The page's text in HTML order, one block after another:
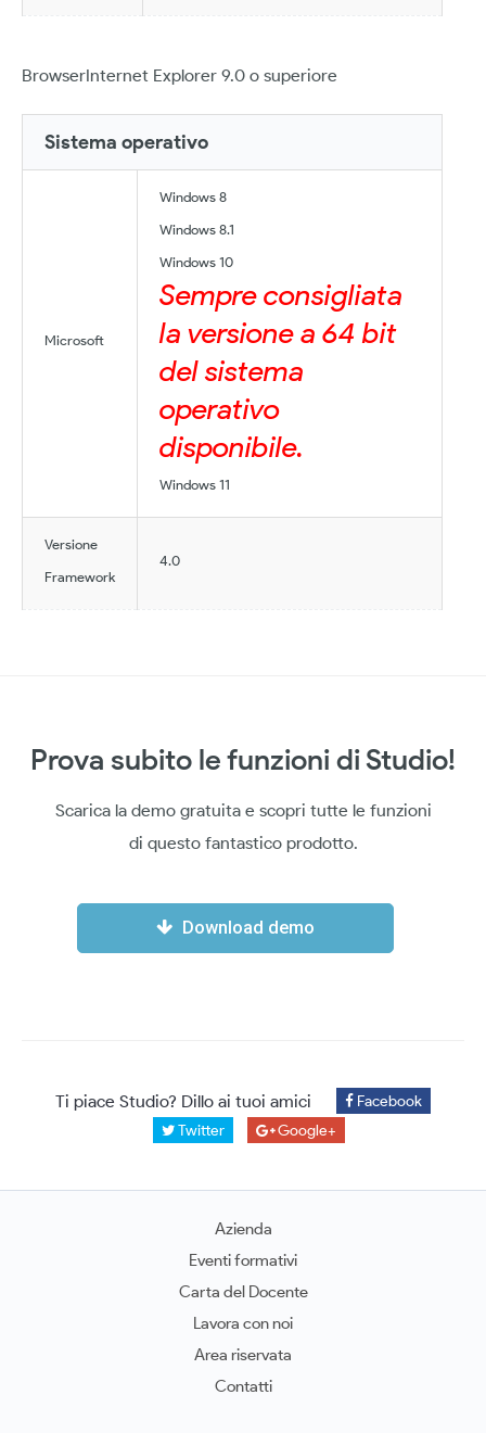
BrowserInternet Explorer 9.0 o superiore
Sistema operativo
Microsoft
Windows 8
Windows 8.1
Windows 10
Sempre consigliata
la versione a 64 bit
del sistema
operativo
disponibile.
Windows 11
Versione
Framework
4.0
Prova subito le funzioni di Studio!
Scarica la demo gratuita e scopri tutte le funzioni
di questo fantastico prodotto.
Download demo
Ti piace Studio? Dillo ai tuoi amici
Facebook
Twitter
Google+
Azienda
Eventi formativi
Carta del Docente
Lavora con noi
Area riservata
Contatti